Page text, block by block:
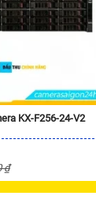
KX-F256-24-V2
₫